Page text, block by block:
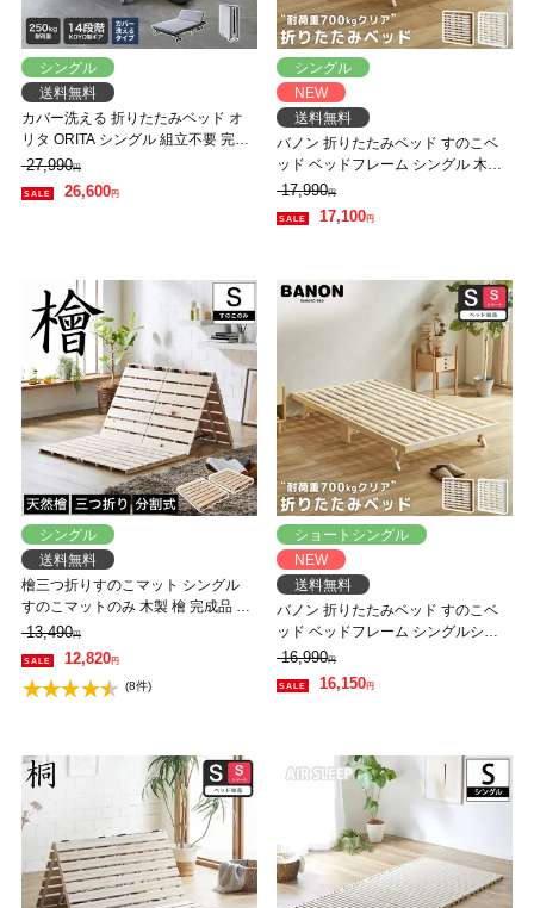
シングル
送料無料
カバー洗える 折りたたみベッド オ
リタ ORITA シングル 組立不要 完成
品 コンパクト 省スペース 折りたた
み マットレス付 キャスター付 サイ
ドポケット付
27,990円
26,600円
シングル
NEW
送料無料
バノン 折りたたみベッド すのこベ
ッド ベッドフレーム シングル 木製
頑丈 耐荷重700kgクリア 組み立てラ
クラク ヘッドレス 低ホルムアルデ
ヒド
17,990円
17,100円
シングル
送料無料
檜三つ折りすのこマット シングル
すのこマットのみ 木製 檜 完成品 軽
量 二分割可能 布団が干せる コンパ
13,490円
12,820円
(8件)
ショートシングル
NEW
送料無料
バノン 折りたたみベッド すのこベ
ッド ベッドフレーム シングルショ
ート 木製 頑丈 耐荷重700kgクリア
組み立てラクラク ヘッドレス 低ホ
ルムアルデヒド
16,990円
16,150円